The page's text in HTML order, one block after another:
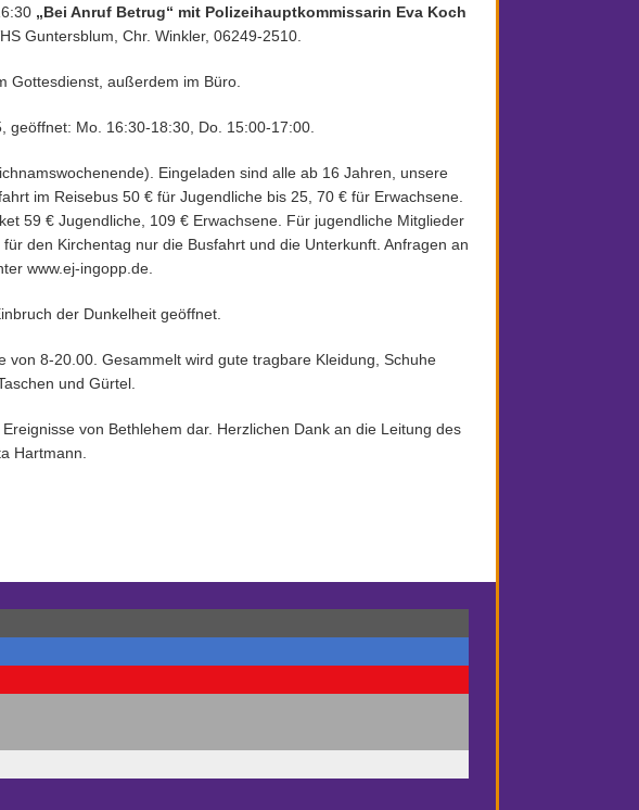
„Bei Anruf Betrug“ mit Polizeihauptkommissarin Eva Koch
Guntersblum, Chr. Winkler, 06249-2510.
Gottesdienst, außerdem im Büro.
geöffnet: Mo. 16:30-18:30, Do. 15:00-17:00.
Eingeladen sind alle ab 16 Jahren, unsere
im Reisebus 50 € für Jugendliche bis 25, 70 € für Erwachsene.
59 € Jugendliche, 109 € Erwachsene. Für jugendliche Mitglieder
den Kirchentag nur die Busfahrt und die Unterkunft. Anfragen an
www.ej-ingopp.de.
der Dunkelheit geöffnet.
von 8-20.00. Gesammelt wird gute tragbare Kleidung, Schuhe
und Gürtel.
von Bethlehem dar. Herzlichen Dank an die Leitung des
Hartmann.